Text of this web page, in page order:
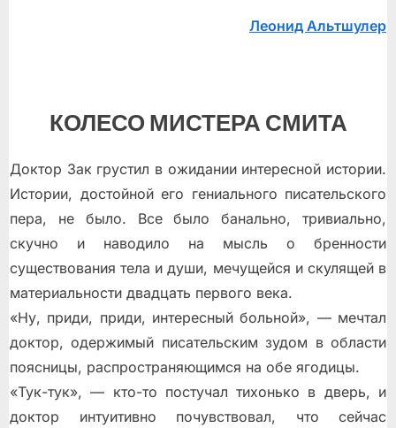
Леонид Альтшулер
КОЛЕСО МИСТЕРА СМИТА
Доктор Зак грустил в ожидании интересной истории.
Истории, достойной его гениального писательского
пера, не было. Все было банально, тривиально,
скучно и наводило на мысль о бренности
существования тела и души, мечущейся и скулящей в
материальности двадцать первого века.
«Ну, приди, приди, интересный больной», — мечтал
доктор, одержимый писательским зудом в области
поясницы, распространяющимся на обе ягодицы.
«Тук-тук», — кто-то постучал тихонько в дверь, и
доктор интуитивно почувствовал, что сейчас